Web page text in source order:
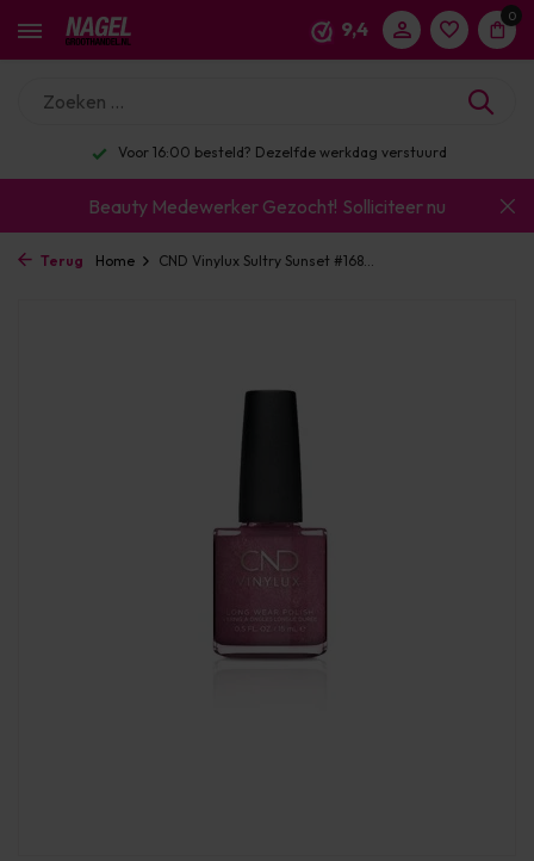
9,4
0
Voor 16:00 besteld? Dezelfde werkdag verstuurd
Beauty Medewerker Gezocht! Solliciteer nu
Terug Home CND Vinylux Sultry Sunset #168...